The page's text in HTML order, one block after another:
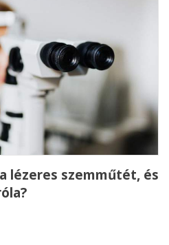
lézeres szemműtét, és